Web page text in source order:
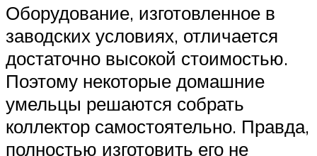
Оборудование, изготовленное в
заводских условиях, отличается
достаточно высокой стоимостью.
Поэтому некоторые домашние
умельцы решаются собрать
коллектор самостоятельно. Правда,
полностью изготовить его не